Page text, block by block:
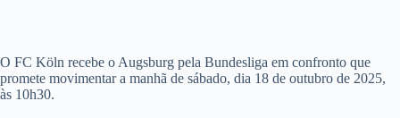
O FC Köln recebe o Augsburg pela Bundesliga em confronto que
promete movimentar a manhã de sábado, dia 18 de outubro de 2025,
às 10h30.